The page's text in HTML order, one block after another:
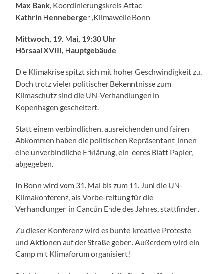
Max Bank , Koordinierungskreis Attac
Kathrin Henneberger ,Klimawelle Bonn
Mittwoch, 19. Mai, 19:30 Uhr
Hörsaal XVIII, Hauptgebäude
Die Klimakrise spitzt sich mit hoher Geschwindigkeit zu.
Doch trotz vieler politischer Bekenntnisse zum
Klimaschutz sind die UN-Verhandlungen in
Kopenhagen gescheitert.
Statt einem verbindlichen, ausreichenden und fairen
Abkommen haben die politischen Repräsentant_innen
eine unverbindliche Erklärung, ein leeres Blatt Papier,
abgegeben.
In Bonn wird vom 31. Mai bis zum 11. Juni die UN-
Klimakonferenz, als Vorbe-reitung für die
Verhandlungen in Cancún Ende des Jahres, stattfinden.
Zu dieser Konferenz wird es bunte, kreative Proteste
und Aktionen auf der Straße geben. Außerdem wird ein
Camp mit Klimaforum organisiert!